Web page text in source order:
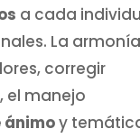
a cada
La
corregir
el manejo
y